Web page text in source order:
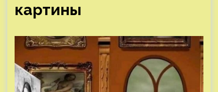
картины